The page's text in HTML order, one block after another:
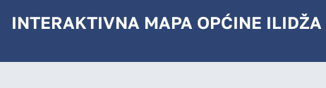
INTERAKTIVNA MAPA OPĆINE ILIDŽA